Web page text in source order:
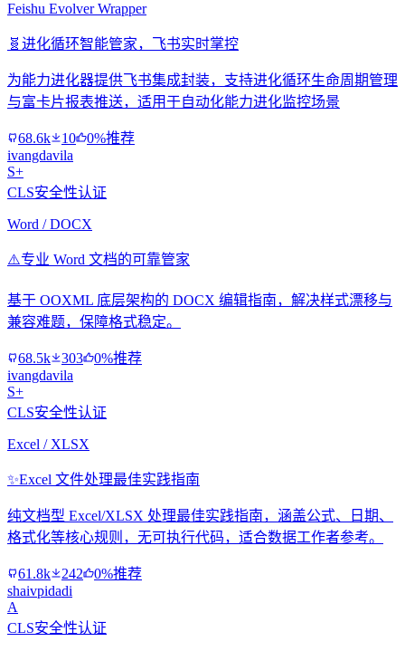
Feishu Evolver Wrapper
🧬 进化循环智能管家，飞书实时掌控
为能力进化器提供飞书集成封装，支持进化循环生命周期管理
与富卡片报表推送，适用于自动化能力进化监控场景
68.6k 10
0%推荐
ivangdavila
S+
CLS安全性认证
Word / DOCX
⚠️专业 Word 文档的可靠管家
基于 OOXML 底层架构的 DOCX 编辑指南，解决样式漂移与
兼容难题，保障格式稳定。
68.5k 303
0%推荐
ivangdavila
S+
CLS安全性认证
Excel / XLSX
✨Excel 文件处理最佳实践指南
纯文档型 Excel/XLSX 处理最佳实践指南，涵盖公式、日期、
格式化等核心规则，无可执行代码，适合数据工作者参考。
61.8k 242
0%推荐
shaivpidadi
A
CLS安全性认证